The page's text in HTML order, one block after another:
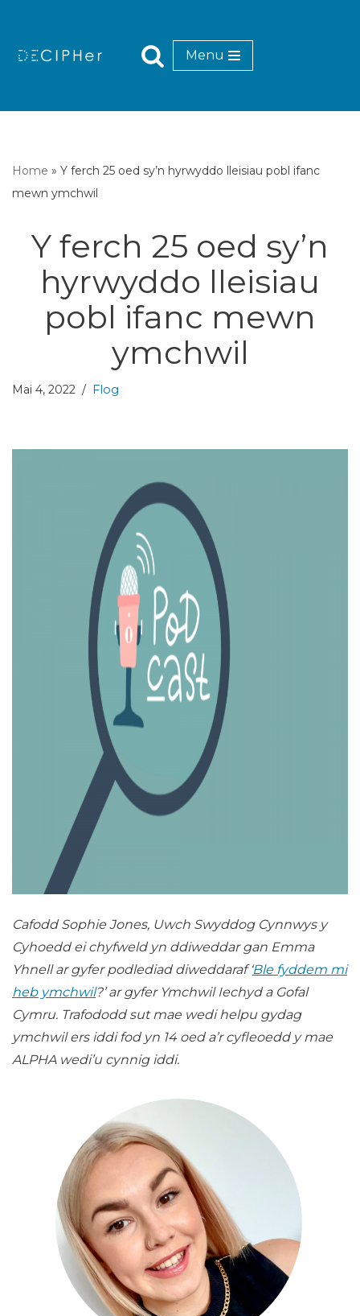
Menu
Home » Y ferch 25 oed sy’n hyrwyddo lleisiau pobl ifanc
mewn ymchwil
Y ferch 25 oed sy’n
hyrwyddo lleisiau
pobl ifanc mewn
ymchwil
Mai 4, 2022 Flog
Cafodd Sophie Jones, Uwch Swyddog Cynnwys y
Cyhoedd ei chyfweld yn ddiweddar gan Emma
Yhnell ar gyfer podlediad diweddaraf ‘Ble fyddem mi
heb ymchwil?’ ar gyfer Ymchwil Iechyd a Gofal
Cymru. Trafododd sut mae wedi helpu gydag
ymchwil ers iddi fod yn 14 oed a’r cyfleoedd y mae
ALPHA wedi’u cynnig iddi.